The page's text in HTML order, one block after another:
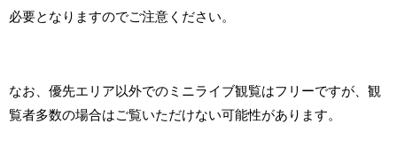
必要となりますのでご注意ください。
なお、優先エリア以外でのミニライブ観覧はフリーですが、観
覧者多数の場合はご覧いただけない可能性があります。